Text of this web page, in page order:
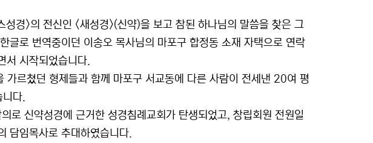
경>의 전신인 <새성경>(신약)을 보고 참된 하나님의 말씀을 찾은 그
글로 번역중이던 이송오 목사님의 마포구 합정동 소재 자택으로 연락
서 시작되었습니다.
르쳤던 형제들과 함께 마포구 서교동에 다른 사람이 전세낸 20여 평
니다.
신약성경에 근거한 성경침례교회가 탄생되었고, 창립회원 전원일
담임목사로 추대하였습니다.